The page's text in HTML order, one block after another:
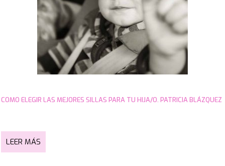
COMO ELEGIR LAS MEJORES SILLAS PARA TU HIJA/O. PATRICIA BLÁZQUEZ
LEER MÁS